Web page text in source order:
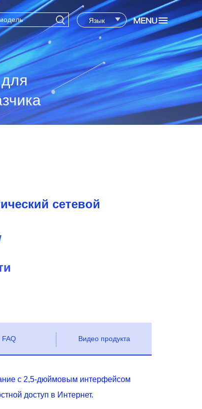
Язык
сетевой
FAQ Видео продукта
с 2,5-дюймовым интерфейсом
доступ в Интернет.